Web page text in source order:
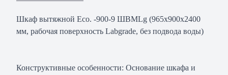
Шкаф вытяжной Eco. -900-9 ШВМLg (965х900х2400
мм, рабочая поверхность Labgrade, без подвода воды)
Конструктивные особенности: Основание шкафа и